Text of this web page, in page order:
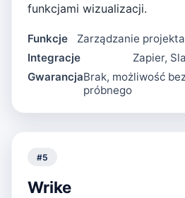
funkcjami wizualizacji.
Funkcje
Zarządzanie
Integracje
Zapier,
GwarancjaBrak, możliwość
próbnego
#5
Wrike